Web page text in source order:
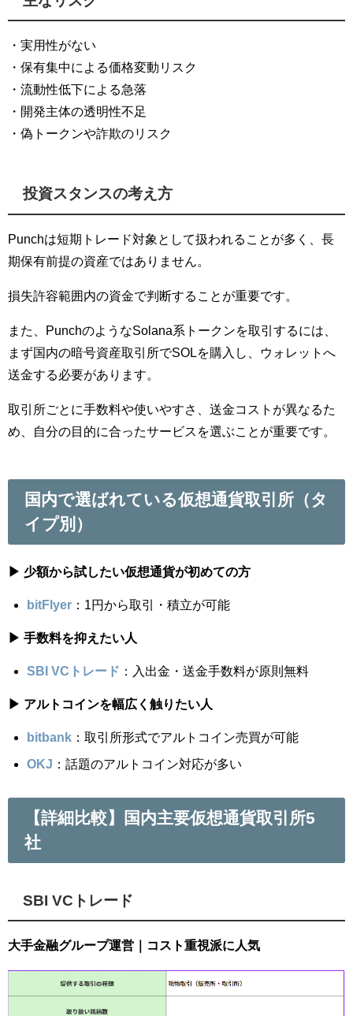
・実用性がない
・保有集中による価格変動リスク
・流動性低下による急落
・開発主体の透明性不足
・偽トークンや詐欺のリスク
投資スタンスの考え方
Punchは短期トレード対象として扱われることが多く、長
期保有前提の資産ではありません。
損失許容範囲内の資金で判断することが重要です。
また、PunchのようなSolana系トークンを取引するには、
まず国内の暗号資産取引所でSOLを購入し、ウォレットへ
送金する必要があります。
取引所ごとに手数料や使いやすさ、送金コストが異なるた
め、自分の目的に合ったサービスを選ぶことが重要です。
国内で選ばれている仮想通貨取引所（タ
イプ別）
▶ 少額から試したい仮想通貨が初めての方
bitFlyer ：1円から取引・積立が可能
▶ 手数料を抑えたい人
SBI VCトレード ：入出金・送金手数料が原則無料
▶ アルトコインを幅広く触りたい人
bitbank ：取引所形式でアルトコイン売買が可能
OKJ ：話題のアルトコイン対応が多い
【詳細比較】国内主要仮想通貨取引所5
社
SBI VCトレード
大手金融グループ運営｜コスト重視派に人気